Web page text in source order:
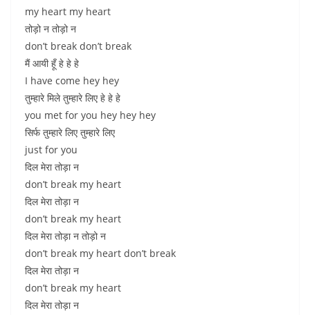
my heart my heart
तोड़ो न तोड़ो न
don’t break don’t break
मैं आयी हूँ हे हे हे
I have come hey hey
तुम्हारे मिले तुम्हारे लिए हे हे हे
you met for you hey hey hey
सिर्फ तुम्हारे लिए तुम्हारे लिए
just for you
दिल मेरा तोड़ा न
don’t break my heart
दिल मेरा तोड़ा न
don’t break my heart
दिल मेरा तोड़ा न तोड़ो न
don’t break my heart don’t break
दिल मेरा तोड़ा न
don’t break my heart
दिल मेरा तोड़ा न